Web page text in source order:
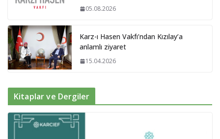
05.08.2026
Karz-ı Hasen Vakfı’ndan Kızılay’a
anlamlı ziyaret
15.04.2026
Kitaplar ve Dergiler